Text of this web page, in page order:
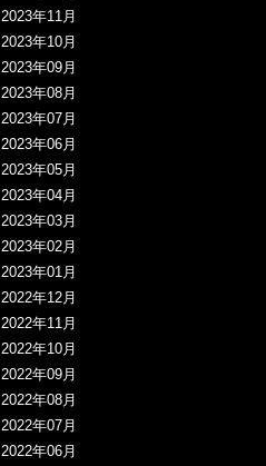
2023年11月
2023年10月
2023年09月
2023年08月
2023年07月
2023年06月
2023年05月
2023年04月
2023年03月
2023年02月
2023年01月
2022年12月
2022年11月
2022年10月
2022年09月
2022年08月
2022年07月
2022年06月